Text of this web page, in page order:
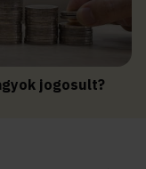
jogosult?